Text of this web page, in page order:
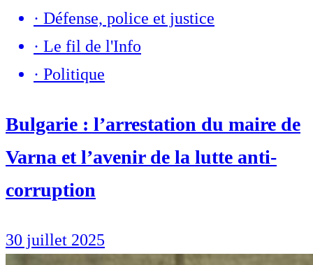
· Défense, police et justice
· Le fil de l'Info
· Politique
Bulgarie : l’arrestation du maire de
Varna et l’avenir de la lutte anti-
corruption
30 juillet 2025